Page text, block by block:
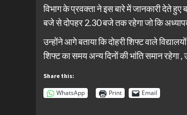
विभाग के प्रवक्ता ने इस बारे में जानकारी देते
बजे से दोपहर 2.30 बजे तक रहेगा जो कि
उन्होंने आगे बताया कि दोहरी शिफ्ट वाले
शिफ्ट का समय अन्य दिनों की भांति समान रहेगा
Share this:
WhatsApp Print Email